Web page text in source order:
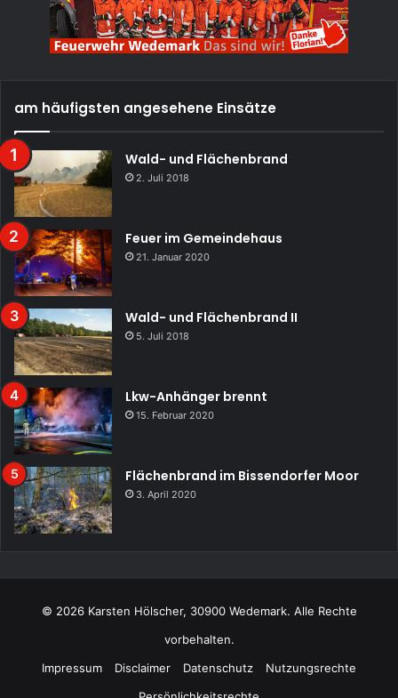
am häufigsten angesehene Einsätze
Wald- und Flächenbrand
2. Juli 2018
Feuer im Gemeindehaus
21. Januar 2020
Wald- und Flächenbrand II
5. Juli 2018
Lkw-Anhänger brennt
15. Februar 2020
Flächenbrand im Bissendorfer Moor
3. April 2020
© 2026 Karsten Hölscher, 30900 Wedemark. Alle Rechte
vorbehalten.
Impressum
Disclaimer Datenschutz
Nutzungsrechte